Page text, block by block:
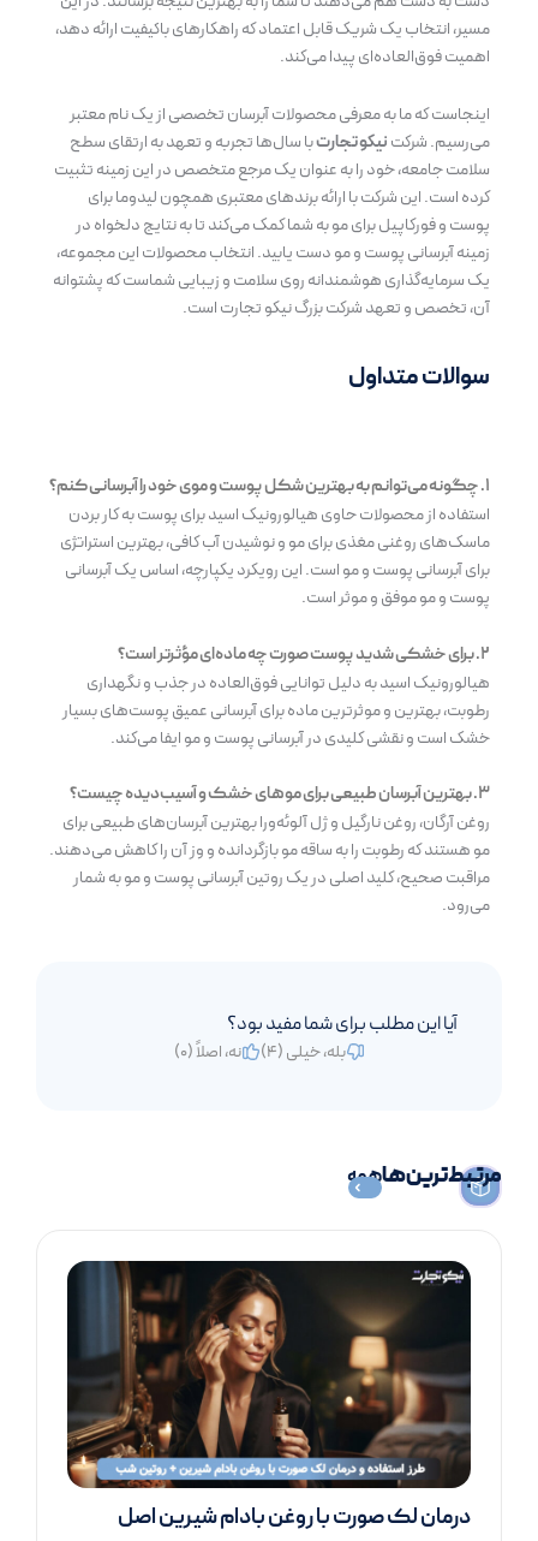
مسیر، انتخاب یک شریک قابل اعتماد که راهکارهای باکیفیت ارائه دهد،
اهمیت فوق‌العاده‌ای پیدا می‌کند.
اینجاست که ما به معرفی محصولات آبرسان تخصصی از یک نام معتبر
می‌رسیم. شرکتنیکو تجارتبا سال‌ها تجربه و تعهد به ارتقای سطح
سلامت جامعه، خود را به عنوان یک مرجع متخصص در این زمینه تثبیت
کرده است. این شرکت با ارائه برندهای معتبری همچون لیدوما برای
پوست و فورکاپیل برای مو به شما کمک می‌کند تا به نتایج دلخواه در
زمینه آبرسانی پوست و مو دست یابید. انتخاب محصولات این مجموعه،
یک سرمایه‌گذاری هوشمندانه روی سلامت و زیبایی شماست که پشتوانه
آن، تخصص و تعهد شرکت بزرگنیکو تجارتاست.
سوالات متداول
۱. چگونه می‌توانم به بهترین شکل پوست و موی خود را آبرسانی کنم؟
استفاده از محصولات حاوی هیالورونیک اسید برای پوست به کار بردن
ماسک‌های روغنی مغذی برای مو و نوشیدن آب کافی، بهترین استراتژی
برای آبرسانی پوست و مو است. این رویکرد یکپارچه، اساس یک آبرسانی
پوست و مو موفق و موثر است.
۲. برای خشکی شدید پوست صورت چه ماده‌ای مؤثرتر است؟
هیالورونیک اسید به دلیل توانایی فوق‌العاده در جذب و نگهداری
رطوبت، بهترین و موثرترین ماده برای آبرسانی عمیق پوست‌های بسیار
خشک است و نقشی کلیدی در آبرسانی پوست و مو ایفا می‌کند.
۳. بهترین آبرسان طبیعی برای موهای خشک و آسیب‌دیده چیست؟
روغن آرگان، روغن نارگیل و ژل آلوئه‌ورا بهترین آبرسان‌های طبیعی برای
مو هستند که رطوبت را به ساقه مو بازگردانده و وز آن را کاهش می‌دهند.
مراقبت صحیح، کلید اصلی در یک روتین آبرسانی پوست و مو به شمار
می‌رود.
آیا این مطلب برای شما مفید بود؟
بله، خیلی (4
) نه، اصلاً (0
)
مرتبط‌ترین‌هاهمه
درمان لک صورت با روغن بادام شیرین اصل